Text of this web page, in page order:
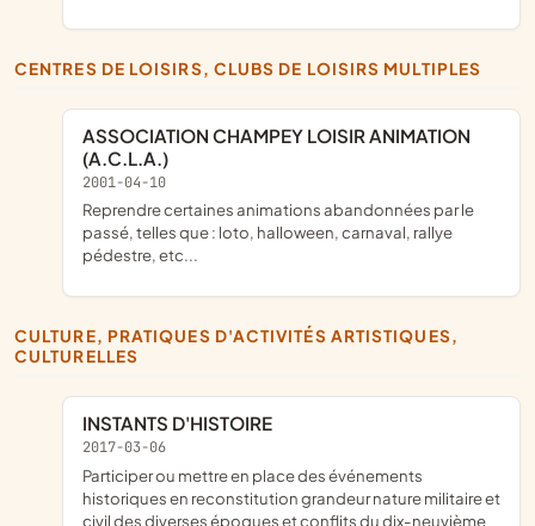
CENTRES DE LOISIRS, CLUBS DE LOISIRS MULTIPLES
ASSOCIATION CHAMPEY LOISIR ANIMATION
(A.C.L.A.)
2001-04-10
reprendre certaines animations abandonnées par le
passé, telles que : loto, halloween, carnaval, rallye
pédestre, etc...
CULTURE, PRATIQUES D'ACTIVITÉS ARTISTIQUES,
CULTURELLES
INSTANTS D'HISTOIRE
2017-03-06
participer ou mettre en place des événements
historiques en reconstitution grandeur nature militaire et
civil des diverses époques et conflits du dix-neuvième